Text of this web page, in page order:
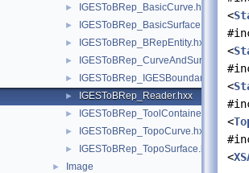
► IGESToBRep_BasicCurve.hxx
► IGESToBRep_BasicSurface.hxx
► IGESToBRep_BRepEntity.hxx
► IGESToBRep_CurveAndSurface.hxx
► IGESToBRep_IGESBoundary.hxx
► IGESToBRep_Reader.hxx
► IGESToBRep_ToolContainer.hxx
► IGESToBRep_TopoCurve.hxx
► IGESToBRep_TopoSurface.hxx
► Image
<
<
<
<
<